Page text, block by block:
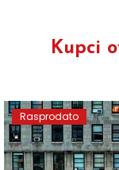
Kupci
Rasprodato